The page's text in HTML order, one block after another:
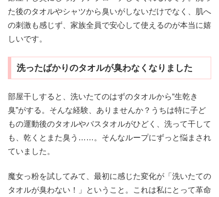
た後のタオルやシャツから臭いがしないだけでなく、肌へ
の刺激も感じず、家族全員で安心して使えるのが本当に嬉
しいです。
洗ったばかりのタオルが臭わなくなりました
部屋干しすると、洗いたてのはずのタオルから“生乾き
臭”がする。そんな経験、ありませんか？うちは特に子ど
もの運動後のタオルやバスタオルがひどく、洗って干して
も、乾くとまた臭う……。そんなループにずっと悩まされ
ていました。
魔女っ粉を試してみて、最初に感じた変化が「洗いたての
タオルが臭わない！」ということ。これは私にとって革命